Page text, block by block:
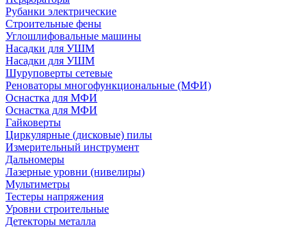
Рубанки электрические
Строительные фены
Углошлифовальные машины
Насадки для УШМ
Насадки для УШМ
Шуруповерты сетевые
Реноваторы многофункциональные (МФИ)
Оснастка для МФИ
Оснастка для МФИ
Гайковерты
Циркулярные (дисковые) пилы
Измерительный инструмент
Дальномеры
Лазерные уровни (нивелиры)
Мультиметры
Тестеры напряжения
Уровни строительные
Детекторы металла